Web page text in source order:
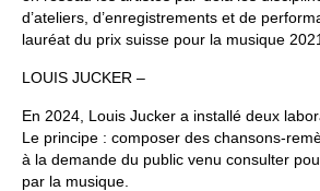
d’ateliers, d’enregistrements et de
lauréat du prix suisse pour la musique 2021.
LOUIS JUCKER –
En 2024, Louis Jucker a installé deux
Le principe : composer des chansons-
à la demande du public venu consulter
par la musique.